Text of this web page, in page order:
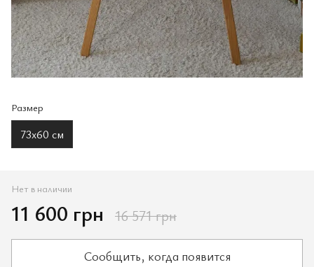
Размер
73х60 см
Нет в наличии
11 600 грн 16 571 грн
Сообщить, когда появится